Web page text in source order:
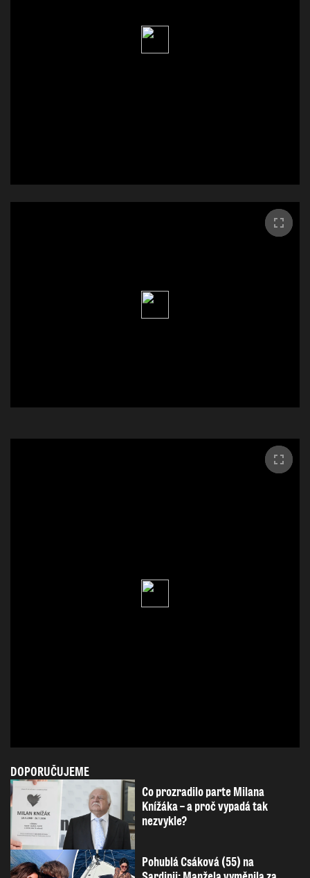
DOPORUČUJEME
Co prozradilo parte Milana
Knížáka – a proč vypadá tak
nezvykle?
Pohublá Csáková (55) na